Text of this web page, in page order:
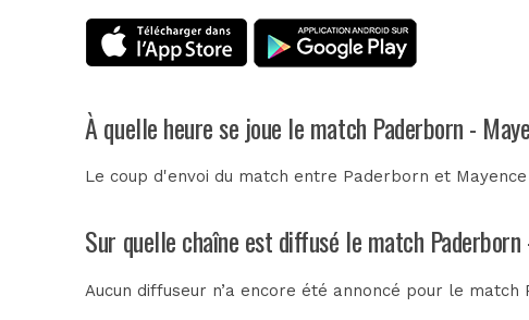
À quelle heure se joue le match Paderborn -
Le coup d'envoi du match entre Paderborn et
Sur quelle chaîne est diffusé le match
Aucun diffuseur n’a encore été annoncé pour le